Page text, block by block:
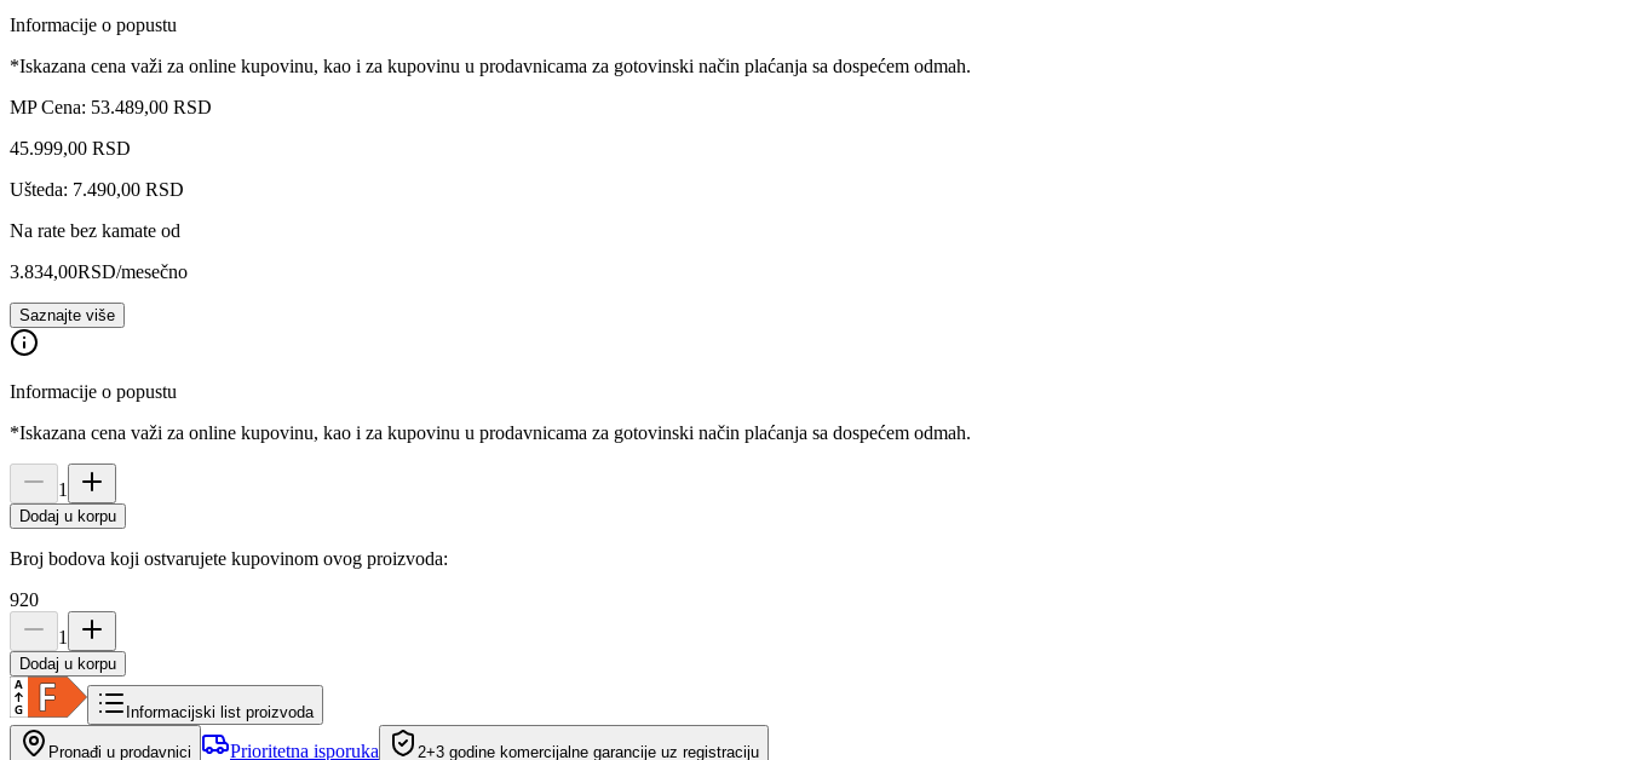
Informacije o popustu
*Iskazana cena važi za online kupovinu, kao i za kupovinu u prodavnicama za gotovinski način plaćanja sa dospećem odmah.
MP Cena: 53.489,00 RSD
45.999,00 RSD
Ušteda: 7.490,00 RSD
Na rate bez kamate od
3.834,00RSD/mesečno
Saznajte više
Informacije o popustu
*Iskazana cena važi za online kupovinu, kao i za kupovinu u prodavnicama za gotovinski način plaćanja sa dospećem odmah.
1
Dodaj u korpu
Broj bodova koji ostvarujete kupovinom ovog proizvoda:
920
1
Dodaj u korpu
Informacijski list proizvoda
Pronađi u prodavnici Prioritetna isporuka 2+3 godine komercijalne garancije uz registraciju